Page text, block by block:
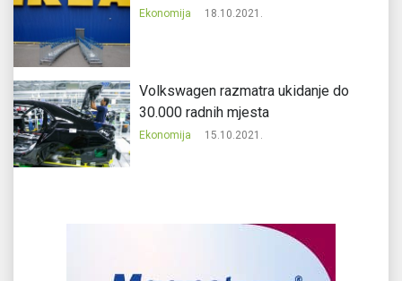
Ekonomija 18.10.2021.
Volkswagen razmatra ukidanje do
30.000 radnih mjesta
Ekonomija 15.10.2021.